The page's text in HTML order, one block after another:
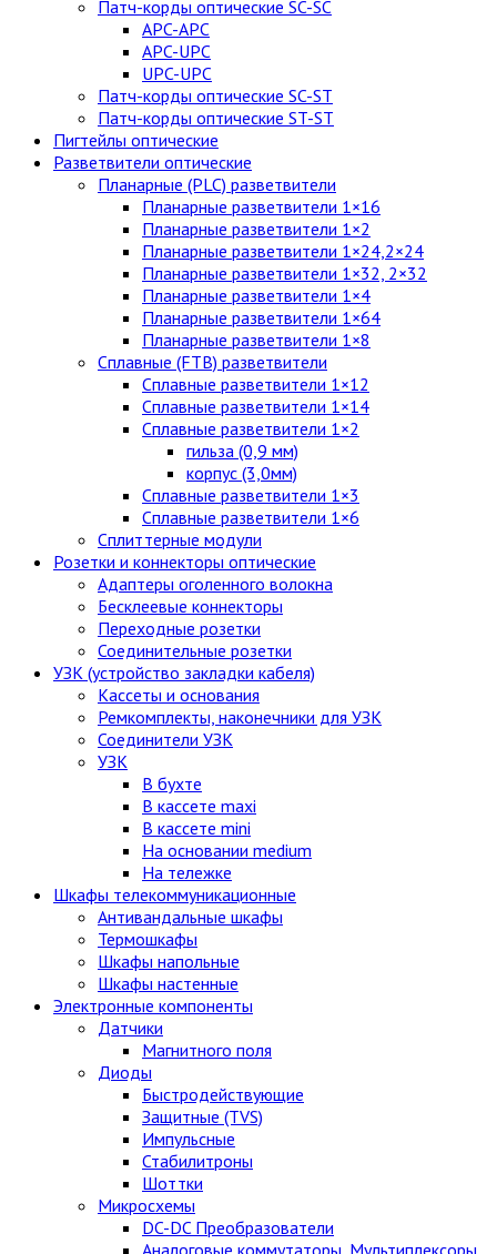
Патч-корды оптические SC-SC
APC-APC
APC-UPC
UPC-UPC
Патч-корды оптические SC-ST
Патч-корды оптические ST-ST
Пигтейлы оптические
Разветвители оптические
Планарные (PLC) разветвители
Планарные разветвители 1×16
Планарные разветвители 1×2
Планарные разветвители 1×24,2×24
Планарные разветвители 1×32, 2×32
Планарные разветвители 1×4
Планарные разветвители 1×64
Планарные разветвители 1×8
Сплавные (FTB) разветвители
Сплавные разветвители 1×12
Сплавные разветвители 1×14
Сплавные разветвители 1×2
гильза (0,9 мм)
корпус (3,0мм)
Сплавные разветвители 1×3
Сплавные разветвители 1×6
Сплиттерные модули
Розетки и коннекторы оптические
Адаптеры оголенного волокна
Бесклеевые коннекторы
Переходные розетки
Соединительные розетки
УЗК (устройство закладки кабеля)
Кассеты и основания
Ремкомплекты, наконечники для УЗК
Соединители УЗК
УЗК
В бухте
В кассете maxi
В кассете mini
На основании medium
На тележке
Шкафы телекоммуникационные
Антивандальные шкафы
Термошкафы
Шкафы напольные
Шкафы настенные
Электронные компоненты
Датчики
Магнитного поля
Диоды
Быстродействующие
Защитные (TVS)
Импульсные
Стабилитроны
Шоттки
Микросхемы
DC-DC Преобразователи
Аналоговые коммутаторы, Мультиплексоры,